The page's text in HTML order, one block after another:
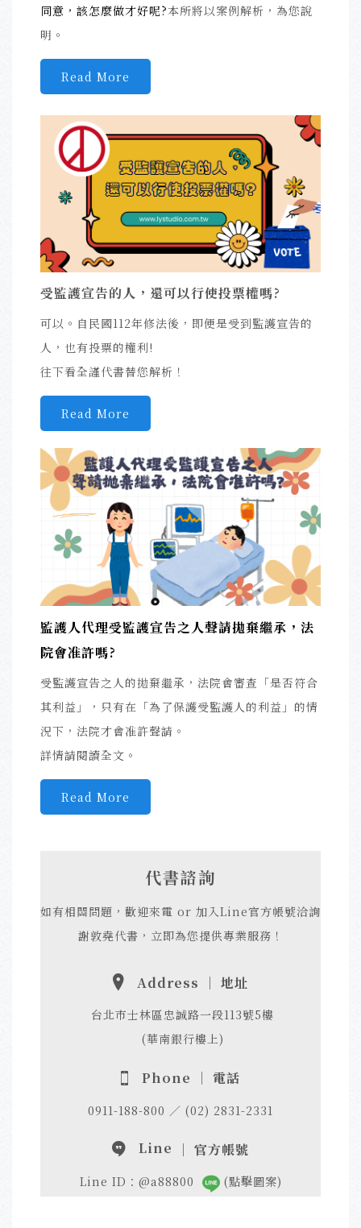
同意，該怎麼做才好呢?本所將以案例解析，為您說
明。
Read More
受監護宣告的人，還可以行使投票權嗎?
可以。自民國112年修法後，即便是受到監護宣告的
人，也有投票的權利!
往下看全謹代書替您解析！
Read More
監護人代理受監護宣告之人聲請拋棄繼承，法
院會准許嗎?
受監護宣告之人的拋棄繼承，法院會審查「是否符合
其利益」，只有在「為了保護受監護人的利益」的情
況下，法院才會准許聲請。
詳情請閱讀全文。
Read More
代書諮詢
如有相關問題，歡迎來電 or 加入Line官方帳號洽詢
謝敦堯代書，立即為您提供專業服務！
Address ｜ 地址
台北市士林區忠誠路一段113號5樓
(華南銀行樓上)
Phone ｜ 電話
0911-188-800 ／ (02) 2831-2331
Line ｜ 官方帳號
Line ID：@a88800 (點擊圖案)